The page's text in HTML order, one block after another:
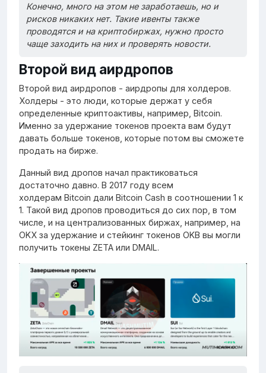
Конечно, много на этом не заработаешь, но и
рисков никаких нет. Такие ивенты также
проводятся и на криптобиржах, нужно просто
чаще заходить на них и проверять новости.
Второй вид аирдропов
Второй вид аирдропов - аирдропы для холдеров.
Холдеры - это люди, которые держат у себя
определенные криптоактивы, например, Bitcoin.
Именно за удержание токенов проекта вам будут
давать больше токенов, которые потом вы сможете
продать на бирже.
Данный вид дропов начал практиковаться
достаточно давно. В 2017 году всем
холдерам Bitcoin дали Bitcoin Cash в соотношении 1 к
1. Такой вид дропов проводиться до сих пор, в том
числе, и на централизованных биржах, например, на
OKX за удержание и стейкинг токенов OKB вы могли
получить токены ZETA или DMAIL.